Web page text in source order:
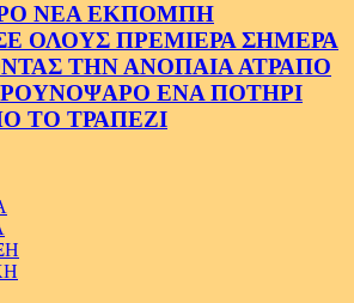
ΝΕΑ ΕΚΠΟΜΠΗ
ΟΛΟΥΣ ΠΡΕΜΙΕΡΑ ΣΗΜΕΡΑ
ΤΗΝ ΑΝΟΠΑΙΑ ΑΤΡΑΠΟ
ΕΝΑ ΠΟΤΗΡΙ
ΤΟ ΤΡΑΠΕΖΙ